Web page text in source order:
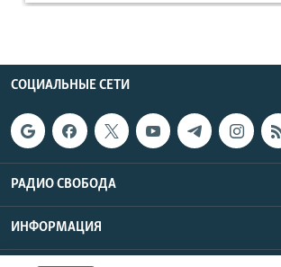
СОЦИАЛЬНЫЕ СЕТИ
РАДИО СВОБОДА
ИНФОРМАЦИЯ